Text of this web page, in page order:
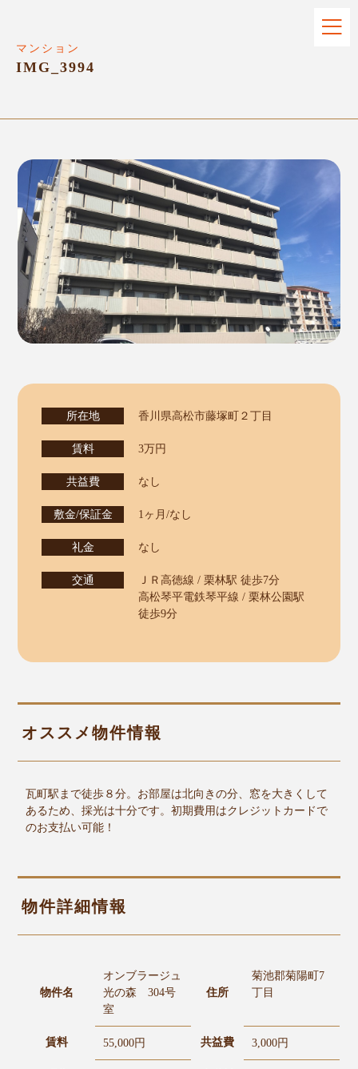
マンション
IMG_3994
所在地 香川県高松市藤塚町２丁目
賃料 3万円
共益費 なし
敷金/保証金 1ヶ月/なし
礼金 なし
交通
ＪＲ高徳線 / 栗林駅 徒歩7分
高松琴平電鉄琴平線 / 栗林公園駅
徒歩9分
オススメ物件情報
瓦町駅まで徒歩８分。お部屋は北向きの分、窓を大きくして
あるため、採光は十分です。初期費用はクレジットカードで
のお支払い可能！
物件詳細情報
物件名
オンブラージュ
光の森 304号
室
住所
菊池郡菊陽町7
丁目
賃料 55,000円 共益費 3,000円